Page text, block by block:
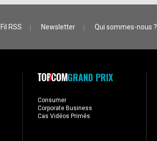
Fil RSS Newsletter Qui sommes-nous ?
GRAND PRIX
Consumer
Corporate Business
Cas Vidéos Primés